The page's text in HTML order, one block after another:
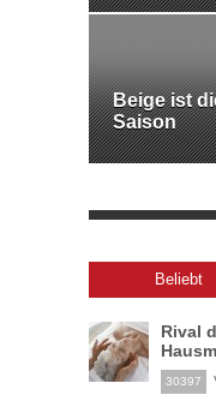
Beige ist
Saison
Beliebt
Rival
30397